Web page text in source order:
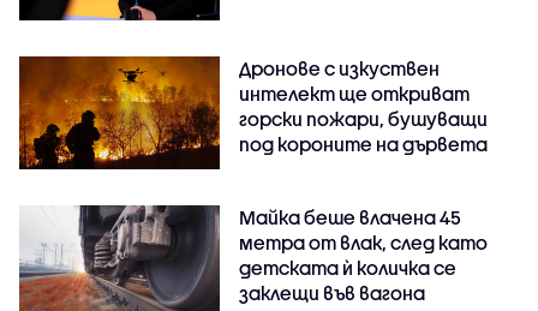
Дронове с изкуствен
интелект ще откриват
горски пожари, бушуващи
под короните на дървета
Майка беше влачена 45
метра от влак, след като
детската ѝ количка се
заклещи във вагона